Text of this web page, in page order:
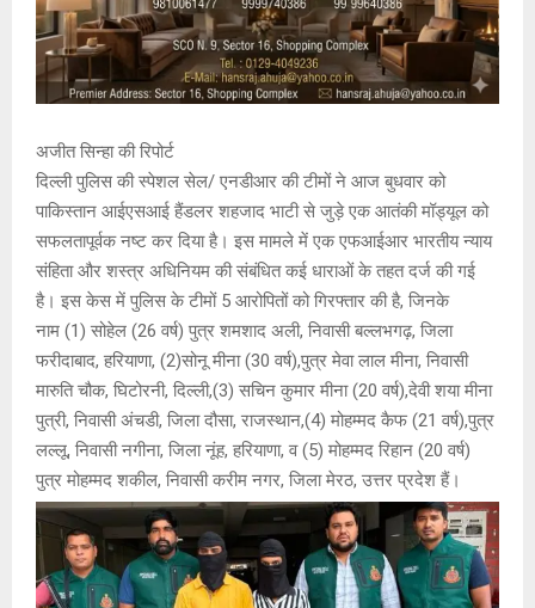
अजीत सिन्हा की रिपोर्ट
दिल्ली पुलिस की स्पेशल सेल/ एनडीआर की टीमों ने आज बुधवार को
पाकिस्तान आईएसआई हैंडलर शहजाद भाटी से जुड़े एक आतंकी मॉड्यूल को
सफलतापूर्वक नष्ट कर दिया है। इस मामले में एक एफआईआर भारतीय न्याय
संहिता और शस्त्र अधिनियम की संबंधित कई धाराओं के तहत दर्ज की गई
है। इस केस में पुलिस के टीमों 5 आरोपितों को गिरफ्तार की है, जिनके
नाम (1) सोहेल (26 वर्ष) पुत्र शमशाद अली, निवासी बल्लभगढ़, जिला
फरीदाबाद, हरियाणा, (2)सोनू मीना (30 वर्ष),पुत्र मेवा लाल मीना, निवासी
मारुति चौक, घिटोरनी, दिल्ली,(3) सचिन कुमार मीना (20 वर्ष),देवी शया मीना
पुत्री, निवासी अंचडी, जिला दौसा, राजस्थान,(4) मोहम्मद कैफ (21 वर्ष),पुत्र
लल्लू, निवासी नगीना, जिला नूंह, हरियाणा, व (5) मोहम्मद रिहान (20 वर्ष)
पुत्र मोहम्मद शकील, निवासी करीम नगर, जिला मेरठ, उत्तर प्रदेश हैं।